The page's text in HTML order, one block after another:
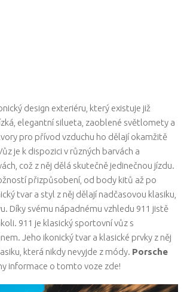
design exteriéru, který existuje již
elegantní silueta, zaoblené světlomety a
pro přívod vzduchu ho dělají okamžitě
je k dispozici v různých barvách a
což z něj dělá skutečně jedinečnou jízdu.
přizpůsobení, od body kitů až po
tvar a styl z něj dělají nadčasovou klasiku,
Díky svému nápadnému vzhledu 911 jistě
911 je klasický sportovní vůz s
Jeho ikonický tvar a klasické prvky z něj
která nikdy nevyjde z módy. Porsche
informace o tomto voze zde!